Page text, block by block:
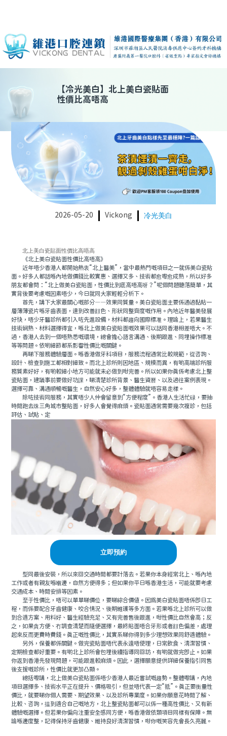
【冷光美白】 北上美白瓷貼面
性價比高唔高
2026-05-20 Vickong 冷光美白
北上美白瓷貼面性價比高唔高
《北上美白瓷貼面性價比高唔高》
近年唔少香港人都開始熱衷“北上醫美”，當中最熱門嘅項目之一就係美白瓷貼
面。好多人都話喺內地做價錢比較實惠、選擇又多、技術都愈嚟愈成熟，所以好多
朋友都會問：“北上做美白瓷貼面，性價比到底高唔高呀？”呢個問題聽落簡單，其
實背後要考慮嘅因素唔少，今日就同大家輕輕分析下。
首先，講下大家最關心嘅部分——效果同質量。美白瓷貼面主要係通過黏貼一
層薄薄瓷片喺牙齒表面，達到改善顔色、形狀同整齊度嘅作用。內地近年醫美發展
好快，唔少牙醫診所都引入咗先進設備，材料都趨向國際標准。理論上，若果醫生
技術娴熟、材料選擇得宜，喺北上做美白瓷貼面嘅效果可以話同香港相差唔大。不
過，香港人去到一個唔熟悉嘅環境，總會擔心語言溝通、後期跟進、同埋操作標准
等等問題。依啲細節都系影響性價比嘅關鍵。
再睇下服務體驗層面。喺香港做牙科項目，服務流程通常比較規範，從咨詢、
設計、檢查到施工都相對細致。而北上診所則因地區、規模而異，有啲高端診所服
務質素好好，有啲較細小地方可能就未必做到咁完善。所以如果你真係考慮北上整
瓷貼面，建議事前要做好功課，睇清楚診所背景、醫生資曆、以及過往案例表現。
選擇可靠、溝通順暢嘅醫生，自然安心好多，整體體驗就唔容易走樣。
除咗技術同服務，其實唔少人仲會留意到“方便程度”。香港人生活忙碌，要抽
時間跑去珠三角城市整貼面，好多人會覺得麻煩。瓷貼面通常需要幾次複診，包括
評估、試貼、定
立即預約
型同最後安裝，所以來回交通時間都要計落去。若果你本身經常北上、喺內地
工作或者有親友喺嗰邊，自然方便得多；但如果你平日喺香港生活，可能就要考慮
交通成本、時間安排等因素。
至于性價比，唔可以單單睇價位，要睇綜合價值。因爲美白瓷貼面唔係即日工
程，而係要配合牙齒健康、咬合情況、後期維護等多方面。若果喺北上診所可以做
到合適方案、用料好、醫生經驗充足、又有完善售後跟進，咁性價比自然會高；反
之，如果貪方便、冇調查清楚而隨便選擇，最終貼面唔合牙形或者顔色偏差，處理
起來反而更費時費錢。真正嘅性價比，其實系睇你得到多少理想效果同舒適體驗。
另外，保養都係關鍵。做完瓷貼面唔代表永遠唔使理，日常飲食、清潔習慣、
定期檢查都好重要。有啲北上診所會包埋後續指導同回訪，有啲就做完即止。如果
你返到香港先發現問題，可能跟進較麻煩。因此，選擇願意提供詳細保養指引同售
後支援嘅診所，性價比就更加凸顯。
總括嚟講，北上做美白瓷貼面係唔少香港人最近嘗試嘅趨勢。整體嚟講，內地
項目選擇多、技術水平正在提升、價格吸引，但並唔代表一定“抵”。真正要衡量性
價比，就要睇你個人需要、期望效果、以及診所專業度。如果你願意花時間了解、
比較、咨詢，揾到適合自己嘅地方，北上整瓷貼面都可以係一種高性價比、又有新
體驗嘅選擇。但若果你偏向注重安全感同方便，喺香港做依類項目同樣有保障。無
論喺邊度整，記得保持牙齒健康、維持良好清潔習慣，咁你嘅笑容先會長久亮麗。